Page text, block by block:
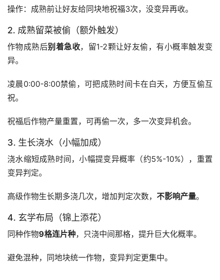
操作：成熟前让好友给同块地祝福3次，没变异再收。
2. 成熟留菜被偷（额外触发）
作物成熟后别着急收，留1-2颗让好友偷，有小概率触发变
异。
凌晨0:00-8:00禁偷，可把成熟时间卡在白天，方便互偷互
祝。
祝福后作物产量重置，可再偷一次，多一次变异机会。
3. 生长浇水（小幅加成）
浇水缩短成熟时间，小幅提变异概率（约5%-10%），重置
变异判定。
高级作物生长期多浇几次，增加判定次数， 不影响产量。
4. 玄学布局（锦上添花）
同种作物9格连片种，只浇中间那格，提升巨大化概率。
避免混种，同地块统一作物，变异判定更集中。